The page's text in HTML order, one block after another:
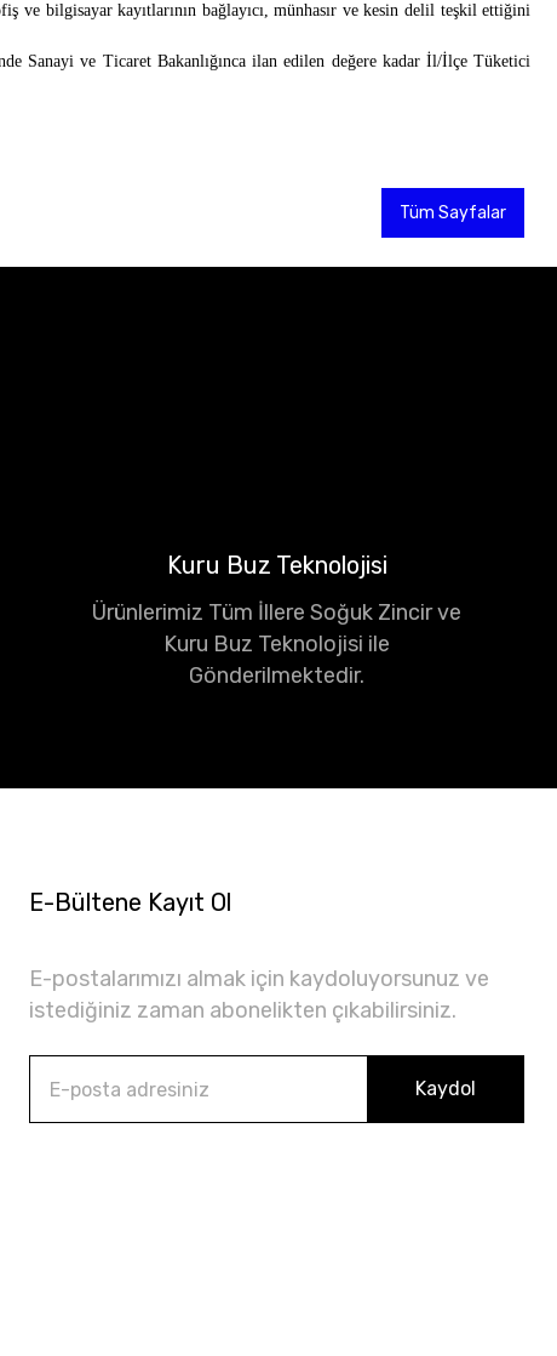
ve bilgisayar kayıtlarının bağlayıcı, münhasır ve kesin delil teşkil ettiğini
Sanayi ve Ticaret Bakanlığınca ilan edilen değere kadar İl/İlçe Tüketici
Tüm Sayfalar
Kuru Buz Teknolojisi
Ürünlerimiz Tüm İllere Soğuk Zincir ve
Kuru Buz Teknolojisi ile
Gönderilmektedir.
E-Bültene Kayıt Ol
E-postalarımızı almak için kaydoluyorsunuz ve
istediğiniz zaman abonelikten çıkabilirsiniz.
Kaydol